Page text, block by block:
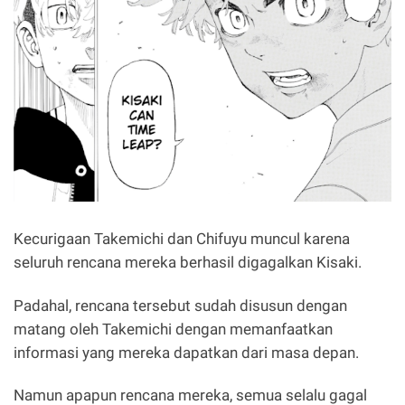
Kecurigaan Takemichi dan Chifuyu muncul karena
seluruh rencana mereka berhasil digagalkan Kisaki.
Padahal, rencana tersebut sudah disusun dengan
matang oleh Takemichi dengan memanfaatkan
informasi yang mereka dapatkan dari masa depan.
Namun apapun rencana mereka, semua selalu gagal